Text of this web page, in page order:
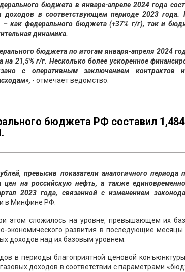
бюджета в январе-апреле 2024 года
доходов в соответствующем периоде 2023 года.
как федерального бюджета (+37% г/г), так и
динамика.
бюджета по итогам января-апреля 2024
21,5% г/г. Несколько более ускоренное
с оперативным заключением контрактов и
- отмечает ведомство.
бюджета РФ составил 1,484
превысив показатели аналогичного периода
цен на российскую нефть, а также
2023 года, связанной с изменением
в Минфине РФ.
этом сложилось на уровне, превышающем их
экономического развития в последующие
доходов над их базовым уровнем.
в периоды благоприятной ценовой
доходов в соответствии с параметрами